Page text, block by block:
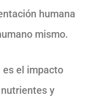
humana
mismo.
es el impacto
y